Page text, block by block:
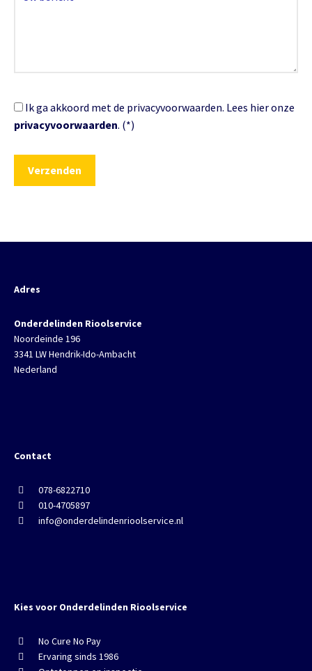
Ik ga akkoord met de privacyvoorwaarden. Lees hier onze
privacyvoorwaarden. (*)
Adres
Onderdelinden Rioolservice
Noordeinde 196
3341 LW Hendrik-Ido-Ambacht
Nederland
Contact
078-6822710
010-4705897
info@onderdelindenrioolservice.nl
Kies voor Onderdelinden Rioolservice
No Cure No Pay
Ervaring sinds 1986